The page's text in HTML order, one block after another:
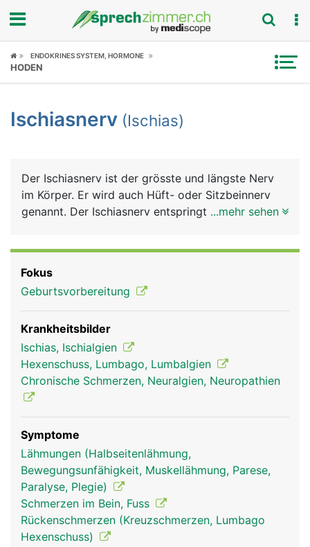
Fokus
Symptome
News
Rubriken
ENDOKRINES SYSTEM, HORMONE
HODEN
Ischiasnerv (Ischias)
Der Ischiasnerv ist der grösste und längste Nerv
im Körper. Er wird auch Hüft- oder Sitzbeinnerv
genannt. Der Ischiasnerv entspringt in Höhe der
Rückseite des Beines und zieht bis zu den Zehen.
In Höhe der Kniekehle teilt er sich in einen
Wadennerv und einen Schienbeinnerv. Der
Ischiasnerv leitet einerseits Schmerz- und
Gefühlswahrnehmungen von den Beinen und
Füssen zum Gehirn und andererseits
Bewegungssignale vom Gehirn zu den jeweiligen
Muskeln der Beine und Füsse. Schäden des
Taubheitsgefühle oder Muskelschwächen bzw.
Lähmungen an den Beinen auslösen.
...mehr sehen
Fokus
Geburtsvorbereitung
Krankheitsbilder
Ischias, Ischialgien
Hexenschuss, Lumbago, Lumbalgien
Chronische Schmerzen, Neuralgien, Neuropathien
Symptome
Lähmungen (Halbseitenlähmung,
Bewegungsunfähigkeit, Muskellähmung, Parese,
Paralyse, Plegie)
Schmerzen im Bein, Fuss
Rückenschmerzen (Kreuzschmerzen, Lumbago
Hexenschuss)